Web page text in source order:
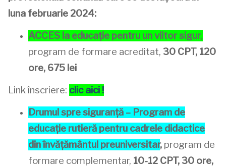
luna februarie 2024:
ACCES la educație pentru un viitor sigur,
program de formare acreditat, 30 CPT, 120
ore, 675 lei
Link înscriere: clic aici !
Drumul spre siguranță – Program de
educație rutieră pentru cadrele didactice
din învățământul preuniversitar, program de
formare complementar, 10-12 CPT, 30 ore,